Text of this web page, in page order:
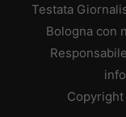
Testata
Bologna con